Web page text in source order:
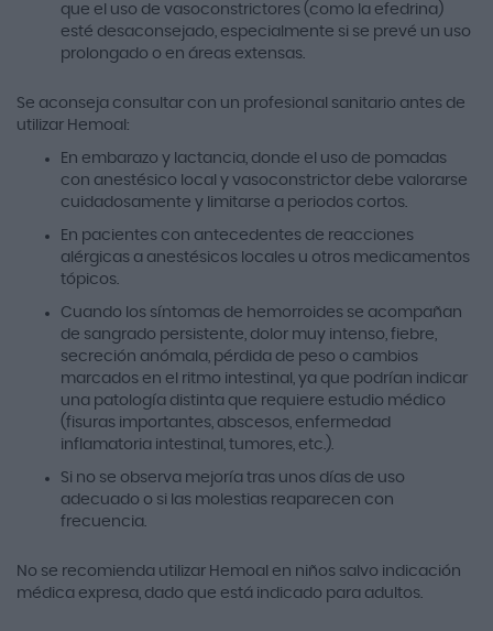
que el uso de vasoconstrictores (como la efedrina)
esté desaconsejado, especialmente si se prevé un uso
prolongado o en áreas extensas.
Se aconseja consultar con un profesional sanitario antes de
utilizar Hemoal:
En embarazo y lactancia, donde el uso de pomadas
con anestésico local y vasoconstrictor debe valorarse
cuidadosamente y limitarse a periodos cortos.
En pacientes con antecedentes de reacciones
alérgicas a anestésicos locales u otros medicamentos
tópicos.
Cuando los síntomas de hemorroides se acompañan
de sangrado persistente, dolor muy intenso, fiebre,
secreción anómala, pérdida de peso o cambios
marcados en el ritmo intestinal, ya que podrían indicar
una patología distinta que requiere estudio médico
(fisuras importantes, abscesos, enfermedad
inflamatoria intestinal, tumores, etc.).
Si no se observa mejoría tras unos días de uso
adecuado o si las molestias reaparecen con
frecuencia.
No se recomienda utilizar Hemoal en niños salvo indicación
médica expresa, dado que está indicado para adultos.